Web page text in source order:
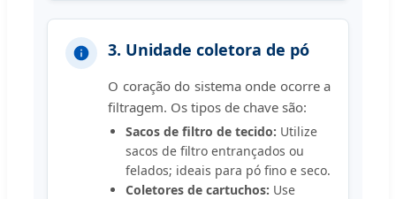
3. Unidade coletora de pó
O coração do sistema onde ocorre a
filtragem. Os tipos de chave são:
Sacos de filtro de tecido: Utilize
sacos de filtro entrançados ou
felados; ideais para pó fino e seco.
Coletores de cartuchos: Use